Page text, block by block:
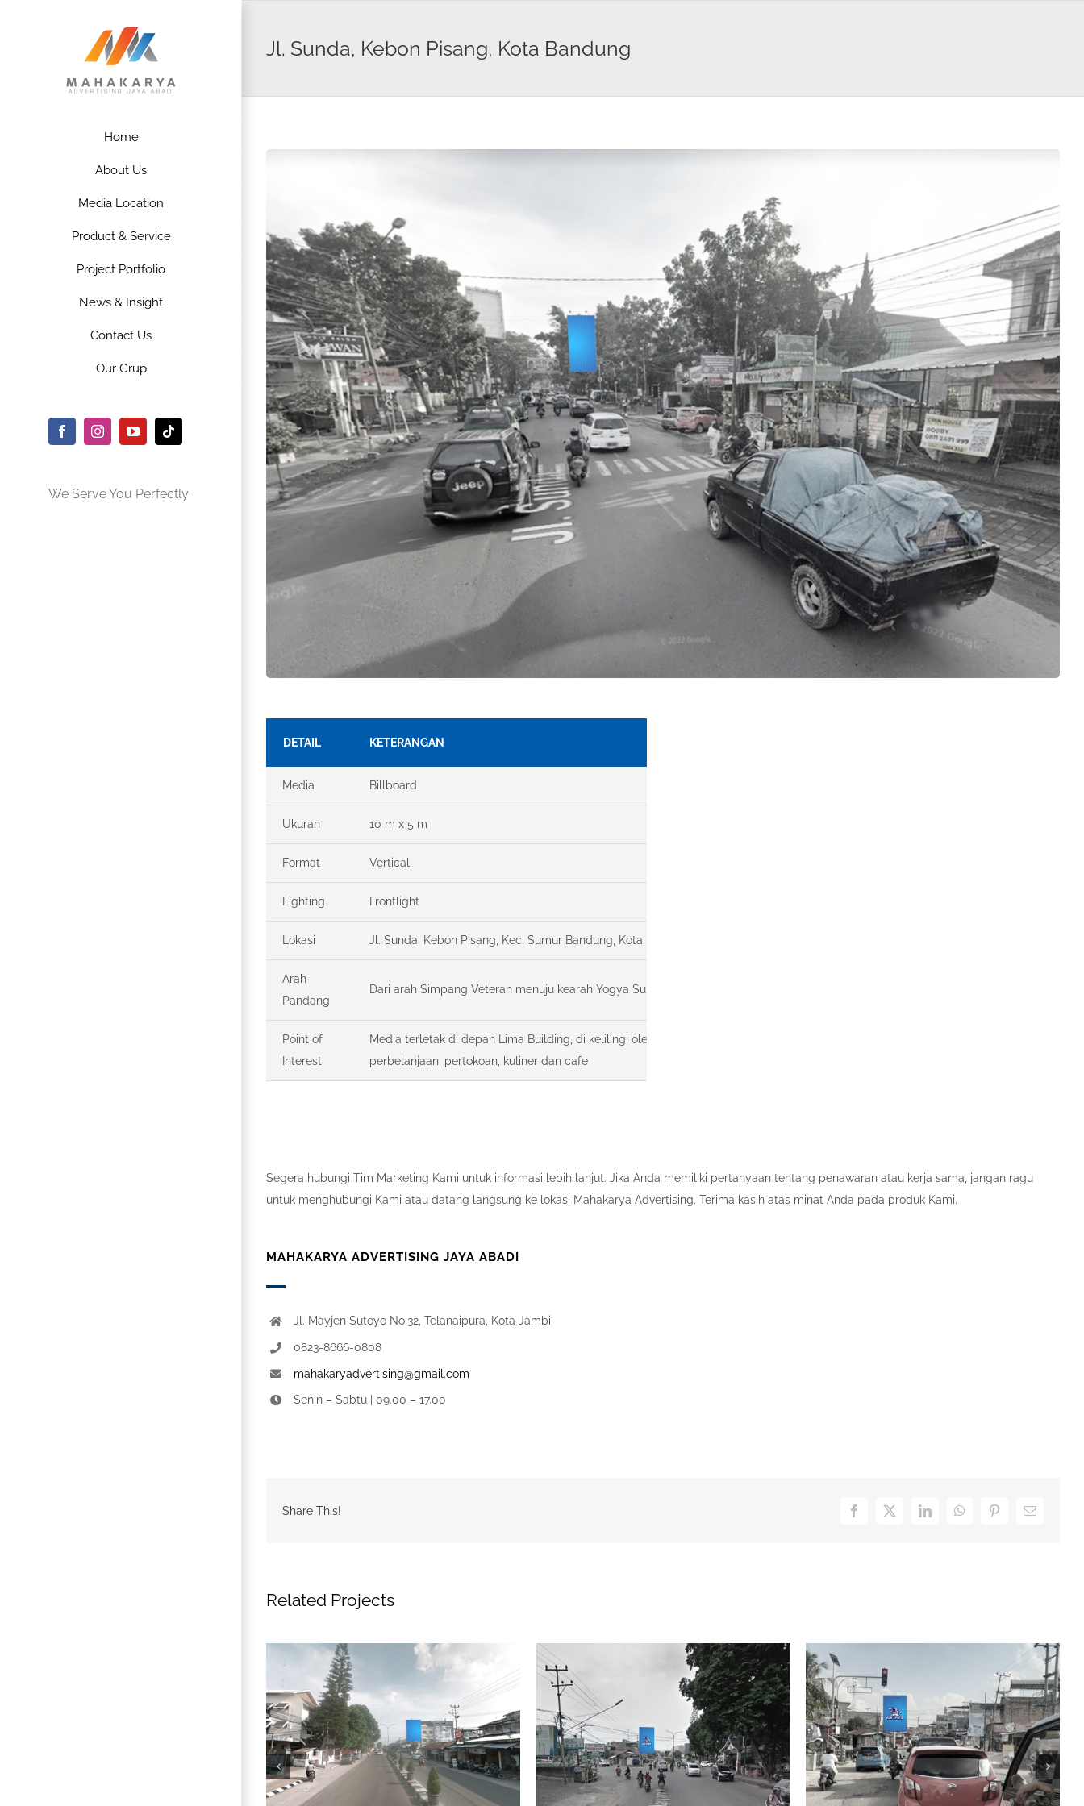
Home
About Us
Media Location
Product & Service
Project Portfolio
News & Insight
Contact Us
Our Grup
FacebookInstagramYouTubeTiktok
We Serve You Perfectly
Jl. Sunda, Kebon Pisang, Kota Bandung
DETAIL KETERANGAN
Media Billboard
Ukuran 10 m x 5 m
Format Vertical
Lighting Frontlight
Lokasi Jl. Sunda, Kebon Pisang, Kec. Sumur Bandung, Kota Bandung
Arah
Pandang
Dari arah Simpang Veteran menuju kearah Yogya Sunda Department Store
Point of
Interest
Media terletak di depan Lima Building, di kelilingi oleh kawasan perbankan, perkantoran, perhotelan, pusat bisnis, pusat
perbelanjaan, pertokoan, kuliner dan cafe
Segera hubungi Tim Marketing Kami untuk informasi lebih lanjut. Jika Anda memiliki pertanyaan tentang penawaran atau kerja sama, jangan ragu
untuk menghubungi Kami atau datang langsung ke lokasi Mahakarya Advertising. Terima kasih atas minat Anda pada produk Kami.
MAHAKARYA ADVERTISING JAYA ABADI
Jl. Mayjen Sutoyo No.32, Telanaipura, Kota Jambi
0823-8666-0808
mahakaryadvertising@gmail.com
Senin – Sabtu | 09.00 – 17.00
Share This! Facebook
X LinkedInWhatsAppPinterestEmail
Related Projects